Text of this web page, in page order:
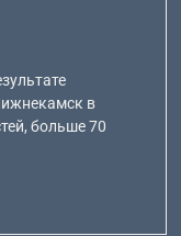
в
больше 70